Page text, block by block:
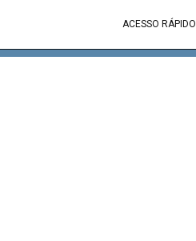
ACESSO RÁPIDO